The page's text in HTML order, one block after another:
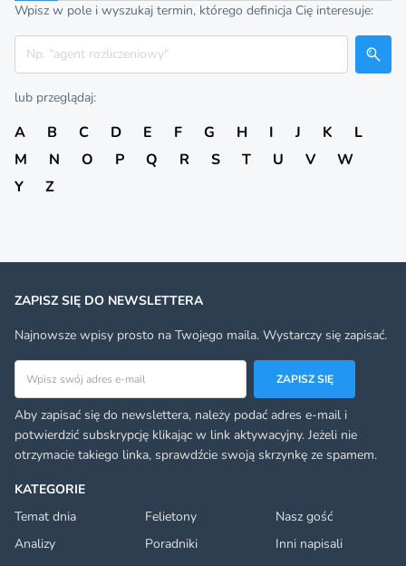
Wpisz w pole i wyszukaj termin, którego definicja Cię interesuje:
Szukaj
lub przeglądaj:
A B C D E F G H I J K
L
M
N O P Q R S T U V
W
Y
Z
KATEGORIE
Temat dnia
Felietony
Nasz gość
Analizy
Poradniki Inni napisali
ZAPISZ SIĘ DO NEWSLETTERA
Najnowsze wpisy prosto na Twojego maila. Wystarczy się zapisać.
Adres email
ZAPISZ SIĘ
Aby zapisać się do newslettera, należy podać adres e-mail i
potwierdzić subskrypcję klikając w link aktywacyjny. Jeżeli nie
otrzymacie takiego linka, sprawdźcie swoją skrzynkę ze spamem.